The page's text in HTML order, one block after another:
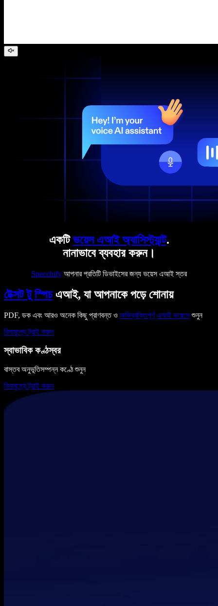
একটিভয়েস এআই অ্যাসিস্ট্যান্ট.
নানাভাবে ব্যবহার করুন।
Speechify আপনার প্রতিটি ডিভাইসের জন্য ভয়েস এআই স্তর
টেক্সট টু স্পিচএআই, যা আপনাকে পড়ে শোনায়
PDF, ডক এবং আরও অনেক কিছু প্রাণবন্ত ও অভিব্যক্তিপূর্ণ এআই ভয়েসেশুনুন
বিনামূল্যে ট্রাই করুন
স্বাভাবিক কণ্ঠস্বর
বাস্তব অনুভূতিসম্পন্ন কণ্ঠে শুনুন
বিনামূল্যে ট্রাই করুন